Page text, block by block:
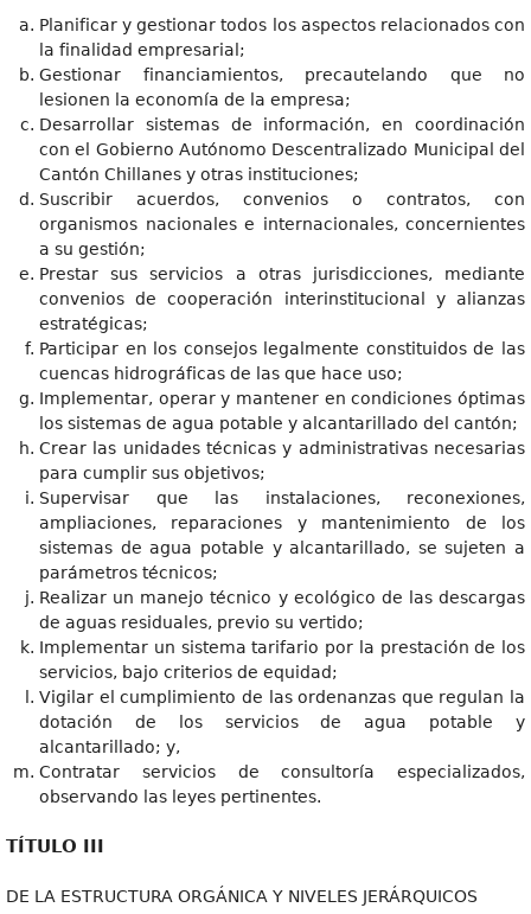
Planificar y gestionar todos los aspectos relacionados con
la finalidad empresarial;
Gestionar financiamientos, precautelando que no
lesionen la economía de la empresa;
Desarrollar sistemas de información, en coordinación
con el Gobierno Autónomo Descentralizado Municipal del
Cantón Chillanes y otras instituciones;
Suscribir acuerdos, convenios o contratos, con
organismos nacionales e internacionales, concernientes
a su gestión;
Prestar sus servicios a otras jurisdicciones, mediante
convenios de cooperación interinstitucional y alianzas
estratégicas;
Participar en los consejos legalmente constituidos de las
cuencas hidrográficas de las que hace uso;
Implementar, operar y mantener en condiciones óptimas
los sistemas de agua potable y alcantarillado del cantón;
Crear las unidades técnicas y administrativas necesarias
para cumplir sus objetivos;
Supervisar que las instalaciones, reconexiones,
ampliaciones, reparaciones y mantenimiento de los
sistemas de agua potable y alcantarillado, se sujeten a
parámetros técnicos;
Realizar un manejo técnico y ecológico de las descargas
de aguas residuales, previo su vertido;
Implementar un sistema tarifario por la prestación de los
servicios, bajo criterios de equidad;
Vigilar el cumplimiento de las ordenanzas que regulan la
dotación de los servicios de agua potable y
alcantarillado; y,
Contratar servicios de consultoría especializados,
observando las leyes pertinentes.
TÍTULO III
DE LA ESTRUCTURA ORGÁNICA Y NIVELES JERÁRQUICOS